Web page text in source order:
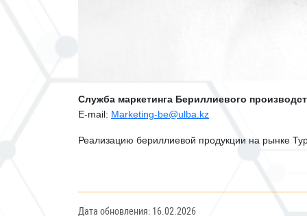
Cлужба маркетинга Бериллиевого
E-mail: Marketing-be@ulba.kz
Реализацию бериллиевой продукции на рынке
Дата обновления: 16.02.2026